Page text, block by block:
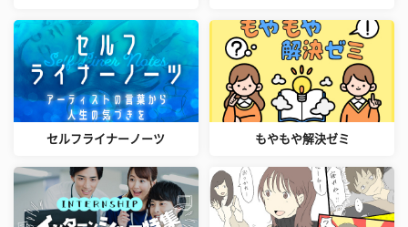
セルフライナーノーツ もやもや解決ゼミ